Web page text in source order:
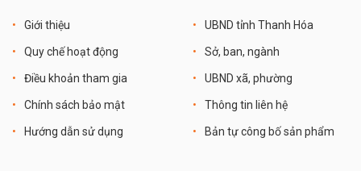
Giới thiệu
Quy chế hoạt động
Điều khoản tham gia
Chính sách bảo mật
Hướng dẫn sử dụng
UBND tỉnh Thanh Hóa
Sở, ban, ngành
UBND xã, phường
Thông tin liên hệ
Bản tự công bố sản phẩm